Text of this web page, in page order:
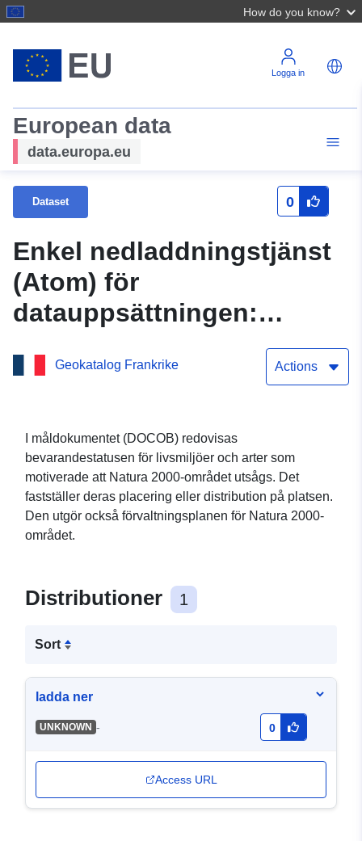
How do you know?
Logga in
European data
data.europa.eu
Dataset 0
Enkel nedladdningstjänst
(Atom) för
datauppsättningen:
Måldokument (DOCOB) i
de maritima Alperna
Geokatalog Frankrike Actions
I måldokumentet (DOCOB) redovisas
bevarandestatusen för livsmiljöer och arter som
motiverade att Natura 2000-området utsågs. Det
fastställer deras placering eller distribution på platsen.
Den utgör också förvaltningsplanen för Natura 2000-
området.
Distributioner 1
Sort
ladda ner
UNKNOWN - 0
Access URL